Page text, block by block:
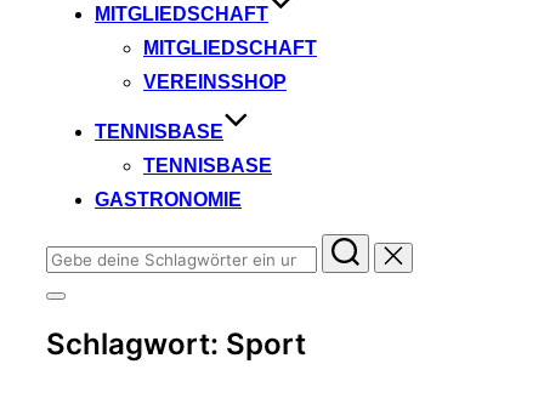
MITGLIEDSCHAFT
MITGLIEDSCHAFT
VEREINSSHOP
TENNISBASE
TENNISBASE
GASTRONOMIE
Suchen
nach:
Seitenleiste
Navigation
umschalten
Schlagwort: Sport